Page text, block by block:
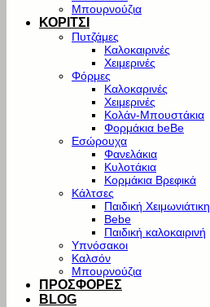
Μπουρνούζια
ΚΟΡΙΤΣΙ
Πυτζάμες
Καλοκαιρινές
Χειμερινές
Φόρμες
Καλοκαρινές
Χειμερινές
Κολάν-Μπουστάκια
Φορμάκια beBe
Εσώρουχα
Φανελάκια
Κυλοτάκια
Κορμάκια Βρεφικά
Κάλτσες
Παιδική Χειμωνιάτικη
Bebe
Παιδική καλοκαιρινή
Υπνόσακοι
Καλσόν
Μπουρνούζια
ΠΡΟΣΦΟΡΕΣ
BLOG